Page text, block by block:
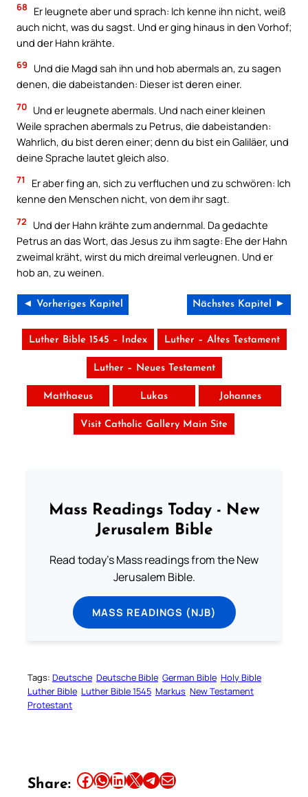
68
Er leugnete aber und sprach: Ich kenne ihn nicht, weiß
auch nicht, was du sagst. Und er ging hinaus in den Vorhof;
und der Hahn krähte.
69
Und die Magd sah ihn und hob abermals an, zu sagen
denen, die dabeistanden: Dieser ist deren einer.
70 Und er leugnete abermals. Und nach einer kleinen
Weile sprachen abermals zu Petrus, die dabeistanden:
Wahrlich, du bist deren einer; denn du bist ein Galiläer, und
deine Sprache lautet gleich also.
71
Er aber fing an, sich zu verfluchen und zu schwören: Ich
kenne den Menschen nicht, von dem ihr sagt.
72
Und der Hahn krähte zum andernmal. Da gedachte
Petrus an das Wort, das Jesus zu ihm sagte: Ehe der Hahn
zweimal kräht, wirst du mich dreimal verleugnen. Und er
hob an, zu weinen.
◄ Vorheriges Kapitel Nächstes Kapitel ►
Luther Bible 1545 – Index Luther – Altes Testament
Luther – Neues Testament
Matthaeus Lukas Johannes
Visit Catholic Gallery Main Site
Mass Readings Today - New
Jerusalem Bible
Read today's Mass readings from the New
Jerusalem Bible.
MASS READINGS (NJB)
Tags: Deutsche Deutsche Bible German Bible Holy Bible
Luther Bible Luther Bible 1545 Markus New Testament
Protestant
Share: Share this article on Facebook Share this article on WhatsApp Share this article on LinkedIn Share this article on X Share this article on TelegramEmail this Article